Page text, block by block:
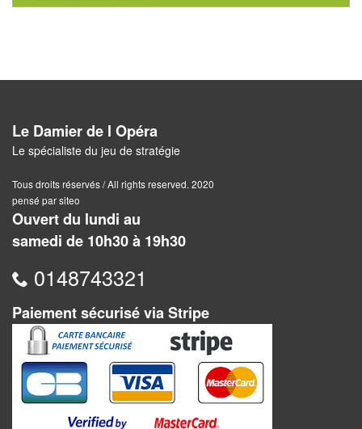
Pour
famille
Pour
les
initiés
Pour
les
experts
En
solitaire
Le Damier de l Opéra
Le spécialiste du jeu de stratégie
Tous droits réservés / All rights reserved. 2020
pensé par siteo
Ouvert du lundi au
samedi de 10h30 à 19h30
0148743321
Paiement sécurisé via Stripe